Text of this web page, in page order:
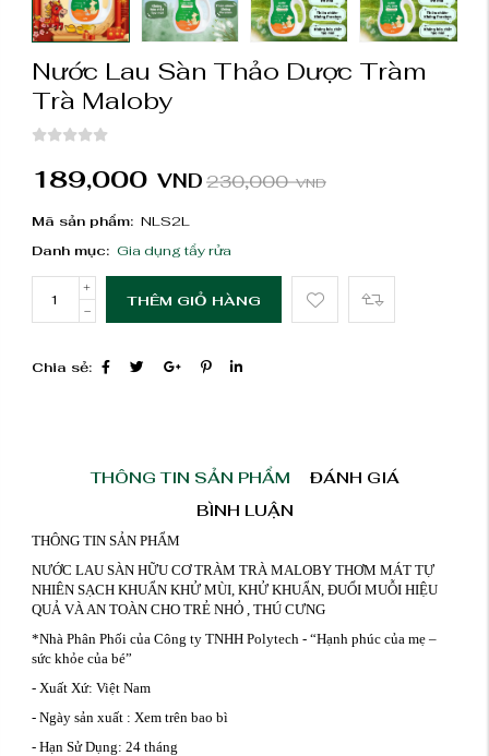
Nước Lau Sàn Thảo Dược Tràm
Trà Maloby
189,000 VND230,000VND
Mã sản phẩm: NLS2L
Danh mục: Gia dụng tẩy rửa
THÊM GIỎ HÀNG
Chia sẻ:
THÔNG TIN SẢN PHẨM
ĐÁNH GIÁ
BÌNH LUẬN
THÔNG TIN SẢN PHẨM
NƯỚC LAU SÀN HỮU CƠ TRÀM TRÀ MALOBY THƠM MÁT TỰ
NHIÊN SẠCH KHUẨN KHỬ MÙI, KHỬ KHUẨN, ĐUỔI MUỖI HIỆU
QUẢ VÀ AN TOÀN CHO TRẺ NHỎ , THÚ CƯNG
*Nhà Phân Phối của Công ty TNHH Polytech - “Hạnh phúc của mẹ –
sức khỏe của bé”
- Xuất Xứ: Việt Nam
- Ngày sản xuất : Xem trên bao bì
- Hạn Sử Dụng: 24 tháng